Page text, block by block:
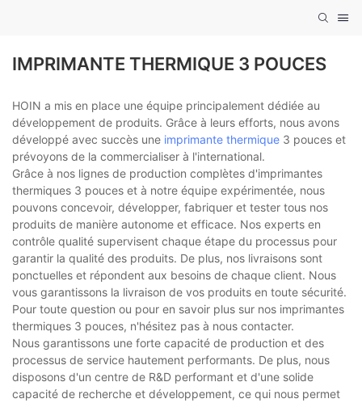
IMPRIMANTE THERMIQUE 3 POUCES
HOIN a mis en place une équipe principalement dédiée au
développement de produits. Grâce à leurs efforts, nous avons
développé avec succès une imprimante thermique 3 pouces et
prévoyons de la commercialiser à l'international.
Grâce à nos lignes de production complètes d'imprimantes
thermiques 3 pouces et à notre équipe expérimentée, nous
pouvons concevoir, développer, fabriquer et tester tous nos
produits de manière autonome et efficace. Nos experts en
contrôle qualité supervisent chaque étape du processus pour
garantir la qualité des produits. De plus, nos livraisons sont
ponctuelles et répondent aux besoins de chaque client. Nous
vous garantissons la livraison de vos produits en toute sécurité.
Pour toute question ou pour en savoir plus sur nos imprimantes
thermiques 3 pouces, n'hésitez pas à nous contacter.
Nous garantissons une forte capacité de production et des
processus de service hautement performants. De plus, nous
disposons d'un centre de R&D performant et d'une solide
capacité de recherche et développement, ce qui nous permet